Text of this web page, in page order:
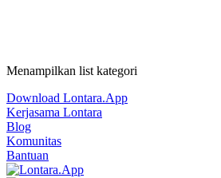
Menampilkan list kategori
Download Lontara.App
Kerjasama Lontara
Blog
Komunitas
Bantuan